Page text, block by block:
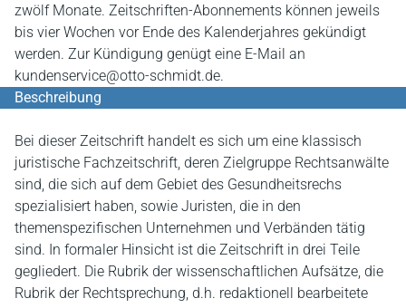
zwölf Monate. Zeitschriften-Abonnements können jeweils
bis vier Wochen vor Ende des Kalenderjahres gekündigt
werden. Zur Kündigung genügt eine E-Mail an
kundenservice@otto-schmidt.de.
Beschreibung
Bei dieser Zeitschrift handelt es sich um eine klassisch
juristische Fachzeitschrift, deren Zielgruppe Rechtsanwälte
sind, die sich auf dem Gebiet des Gesundheitsrechs
spezialisiert haben, sowie Juristen, die in den
themenspezifischen Unternehmen und Verbänden tätig
sind. In formaler Hinsicht ist die Zeitschrift in drei Teile
gegliedert. Die Rubrik der wissenschaftlichen Aufsätze, die
Rubrik der Rechtsprechung, d.h. redaktionell bearbeitete